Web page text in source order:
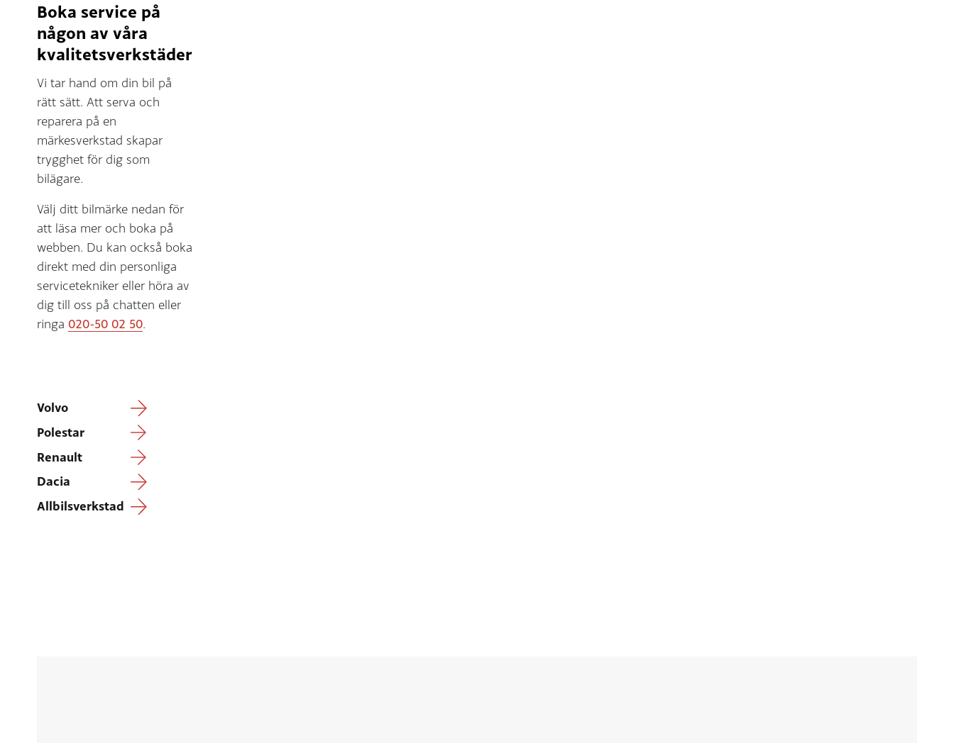
Boka service på
någon av våra
kvalitetsverkstäder
Vi tar hand om din bil på
rätt sätt. Att serva och
reparera på en
märkesverkstad skapar
trygghet för dig som
bilägare.
Välj ditt bilmärke nedan för
att läsa mer och boka på
webben. Du kan också boka
direkt med din personliga
servicetekniker eller höra av
dig till oss på chatten eller
ringa 020-50 02 50.
Volvo
Polestar
Renault
Dacia
Allbilsverkstad